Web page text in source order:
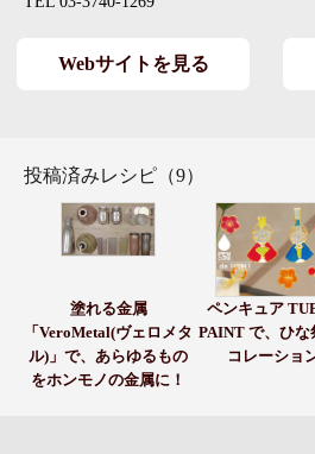
Webサイトを見る
投稿済みレシピ（9）
塗れる金属
「VeroMetal(ヴェロメタ
ル)」で、あらゆるもの
をホンモノの金属に！
ペンキュア
PAINT で、ひな
コレーショ